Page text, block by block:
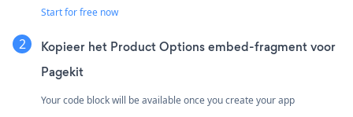
Start for free now
Kopieer het Product Options embed-fragment voor
Pagekit
Your code block will be available once you create your app